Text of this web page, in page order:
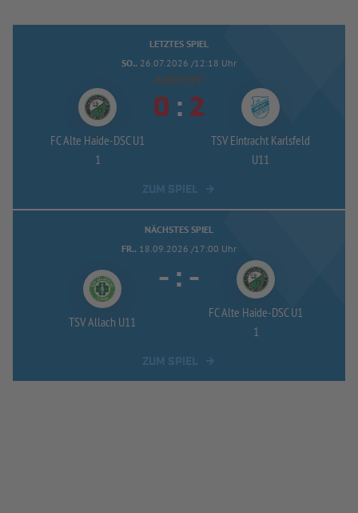
LETZTES SPIEL
SO.. 26.07.2026 /12:18 Uhr
ABPFIFF
FC Alte Haide-DSC U1
1
 : 
TSV Eintracht Karlsfeld
U11
NÄCHSTES SPIEL
FR.. 18.09.2026 /17:00 Uhr
TSV Allach U11
- : -
FC Alte Haide-DSC U1
1